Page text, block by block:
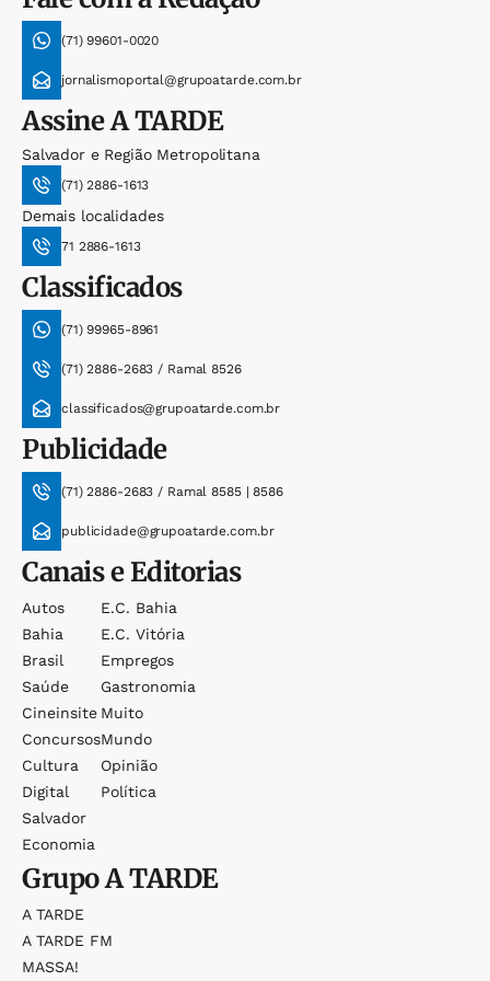
(71) 99601-0020
jornalismoportal@grupoatarde.com.br
AssineA TARDE
Salvador e Região Metropolitana
(71) 2886-1613
Demais localidades
71 2886-1613
Classificados
(71) 99965-8961
(71) 2886-2683 / Ramal 8526
classificados@grupoatarde.com.br
Publicidade
(71) 2886-2683 / Ramal 8585 | 8586
publicidade@grupoatarde.com.br
Canais e Editorias
Autos
Bahia
Brasil
Saúde
Cineinsite
Concursos
Cultura
Digital
Salvador
Economia
E.c. Bahia
E.c. Vitória
Empregos
Gastronomia
Muito
Mundo
Opinião
Política
GrupoA TARDE
A TARDE
A TARDE FM
MASSA!